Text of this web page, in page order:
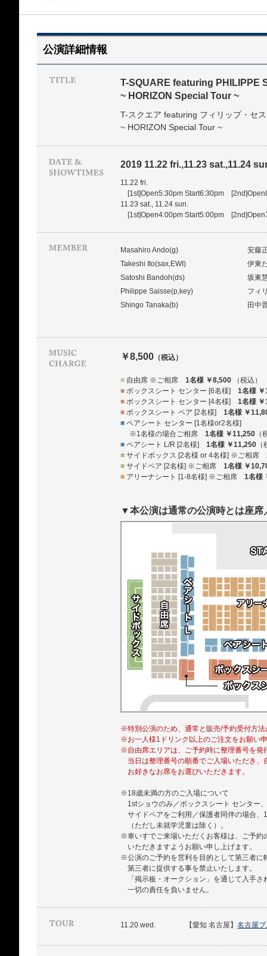
公演詳細情報
T-SQUARE featuring PHILIPPE
~ HORIZON Special Tour ~
T-スクエア featuring フィリップ・セス
~ HORIZON Special Tour ~
2019 11.22 fri.,11.23 sat.,11.24
11.22 fri.
[1st]Open5:30pm Start6:30pm
11.23 sat., 11.24 sun.
[1st]Open4:00pm Start5:00pm
Masahiro Ando(g)
安藤
Takeshi Ito(sax,EWI)
伊東
Satoshi Bandoh(ds)
坂東
Philippe Saisse(p,key)
フィ
Shingo Tanaka(b)
田中
￥8,500 （税込）
■ 自由席 ※ご相席 1名様 ￥8,500
（税込）
■ ボックスシート センター [6名様] 1名様
■ ボックスシート センター [4名様] 1名様
■ ボックスシート ペア [2名様] 1名様 ￥
■ ペアシート センター [1名様or2名様]
※1名様の場合ご相席 1名様 ￥11,250 （
■ ペアシート L/R [2名様] 1名様 ￥11,250
■ サイドボックス [2名様 or 4名様] ※ご相席
■ サイドペア [2名様] ※ご相席 1名様 ￥
■ アリーナシート [1-8名様] ※ご相席 1名様
▼本公演は通常の公演時とは座席
※特別公演のため、通常と販売/予約受付方法
※お一人様1ドリンク以上のご注文をお願い
※自由席エリアは、ご予約時に整理番号を発
当日は整理番号の順番でご入場いただき、
お好きなお席をお選びいただきます。
※18歳未満の方のご入場について
1stショウのみ／ボックスシート センター
サイドペアをご利用／保護者同伴の場合、
（ただし未就学児童は除く）。
※車いすでご来場いただくお客様は、ご予約
いただきますようお願い申し上げます。
※公演のご予約を営利を目的として第三者に
第三者に提供する事を禁止いたします。
「掲示板・オークション」を通じて入手さ
一切の責任を負いません。
11.20 wed. 【愛知 名古屋】 名古屋